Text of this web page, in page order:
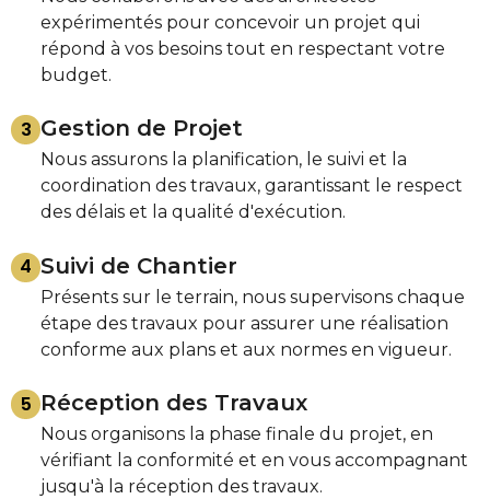
expérimentés pour concevoir un projet qui
répond à vos besoins tout en respectant votre
budget.
3 Gestion de Projet
Nous assurons la planification, le suivi et la
coordination des travaux, garantissant le respect
des délais et la qualité d'exécution.
4 Suivi de Chantier
Présents sur le terrain, nous supervisons chaque
étape des travaux pour assurer une réalisation
conforme aux plans et aux normes en vigueur.
5 Réception des Travaux
Nous organisons la phase finale du projet, en
vérifiant la conformité et en vous accompagnant
jusqu'à la réception des travaux.